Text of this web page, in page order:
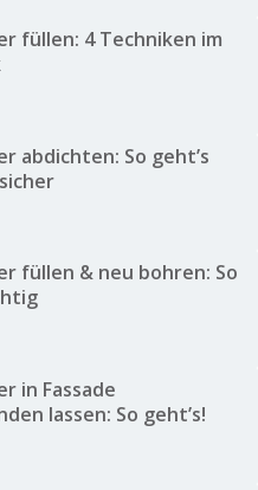
füllen: 4 Techniken im
abdichten: So geht’s
füllen & neu bohren: So
in Fassade
lassen: So geht’s!